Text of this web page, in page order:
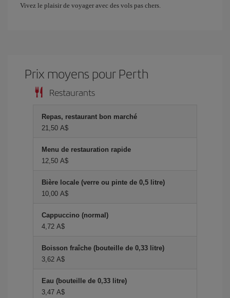
Vivez le plaisir de voyager avec des vols pas chers.
Prix ​​moyens pour Perth
Restaurants
Repas, restaurant bon marché
21,50 A$
Menu de restauration rapide
12,50 A$
Bière locale (verre ou pinte de 0,5 litre)
10,00 A$
Cappuccino (normal)
4,72 A$
Boisson fraîche (bouteille de 0,33 litre)
3,62 A$
Eau (bouteille de 0,33 litre)
3,47 A$